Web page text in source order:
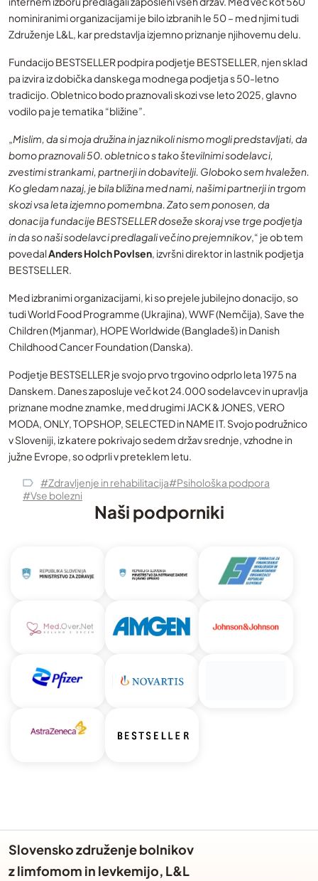
nominiranimi organizacijami je bilo izbranih le 50 – med njimi tudi
Združenje L&L, kar predstavlja izjemno priznanje njihovemu delu.
Fundacijo BESTSELLER podpira podjetje BESTSELLER, njen sklad
pa izvira iz dobička danskega modnega podjetja s 50-letno
tradicijo. Obletnico bodo praznovali skozi vse leto 2025, glavno
vodilo pa je tematika “bližine”.
„Mislim, da si moja družina in jaz nikoli nismo mogli predstavljati, da
bomo praznovali 50. obletnico s tako številnimi sodelavci,
zvestimi strankami, partnerji in dobavitelji. Globoko sem hvaležen.
Ko gledam nazaj, je bila bližina med nami, našimi partnerji in trgom
skozi vsa leta izjemno pomembna. Zato sem ponosen, da
donacija fundacije BESTSELLER doseže skoraj vse trge podjetja
in da so naši sodelavci predlagali večino prejemnikov,“ je ob tem
povedalAnders Holch Povlsen, izvršni direktor in lastnik podjetja
BESTSELLER.
Med izbranimi organizacijami, ki so prejele jubilejno donacijo, so
tudi World Food Programme (Ukrajina), WWF (Nemčija), Save the
Children (Mjanmar), HOPE Worldwide (Bangladeš) in Danish
Childhood Cancer Foundation (Danska).
Podjetje BESTSELLER je svojo prvo trgovino odprlo leta 1975 na
Danskem. Danes zaposluje več kot 24.000 sodelavcev in upravlja
priznane modne znamke, med drugimi JACK & JONES, VERO
MODA, ONLY, TOPSHOP, SELECTED in NAME IT. Svojo podružnico
v Sloveniji, iz katere pokrivajo sedem držav srednje, vzhodne in
južne Evrope, so odprli v preteklem letu.
#Zdravljenje in rehabilitacija#Psihološka podpora
#Vse bolezni
Naši podporniki
Slovensko združenje bolnikov
z limfomom in levkemijo, L&L